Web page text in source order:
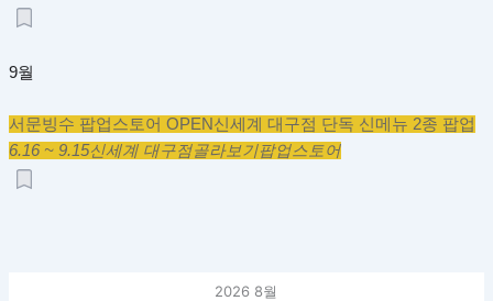
9월
서문빙수 팝업스토어 OPEN신세계 대구점 단독 신메뉴 2종 팝업
6.16 ~ 9.15신세계 대구점골라보기팝업스토어
2026 8월